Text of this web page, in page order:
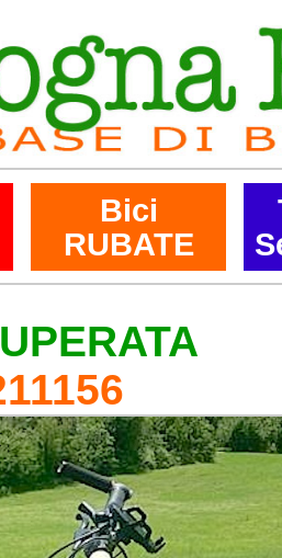
Bici
RUBATE